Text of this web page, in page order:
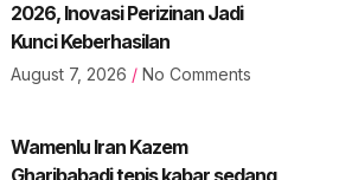
2026, Inovasi Perizinan Jadi
Kunci Keberhasilan
August 7, 2026 No Comments
Wamenlu Iran Kazem
Gharibabadi tepis kabar sedang